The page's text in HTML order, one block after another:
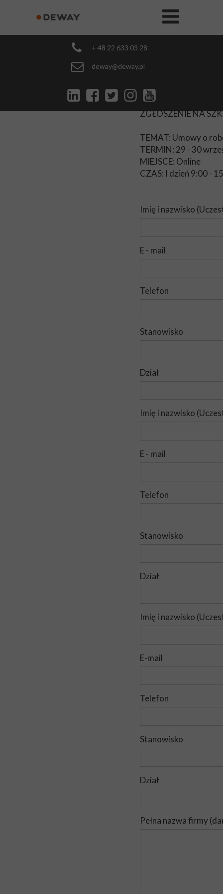
ZGŁOSZENIE NA
TEMAT: Umowy o
TERMIN: 29 - 30
MIEJSCE: Online
CZAS: I dzień 9:00 -
Imię i nazwisko
E - mail
Telefon
Stanowisko
Dział
Imię i nazwisko
E - mail
Telefon
Stanowisko
Dział
Imię i nazwisko
E-mail
Telefon
Stanowisko
Dział
Pełna nazwa firmy
+ 48 22 633 03 28
deway@deway.pl